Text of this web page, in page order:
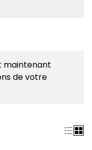
maintenant
de votre